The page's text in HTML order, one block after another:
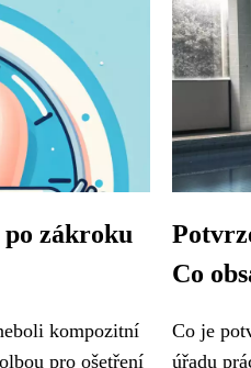
zákroku
kompozitní
pro ošetření
Co
Co je
úřadu